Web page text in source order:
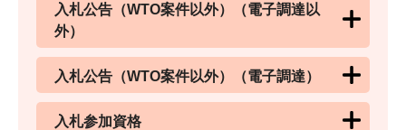
入札公告（WTO案件以外）（電子調達以
外）
入札公告（WTO案件以外）（電子調達）
入札参加資格